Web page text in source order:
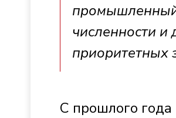
промышленный
численности и
приоритетных
С прошлого года